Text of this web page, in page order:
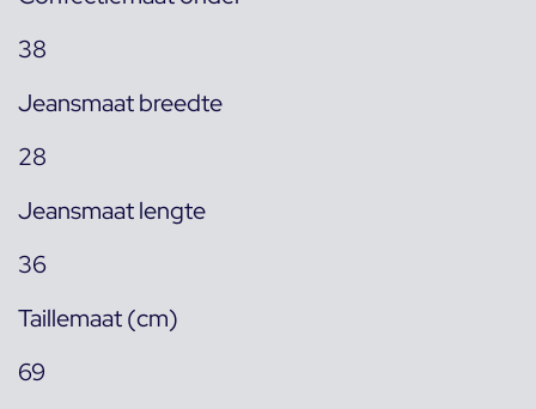
38
Jeansmaat breedte
28
Jeansmaat lengte
36
Taillemaat (cm)
69